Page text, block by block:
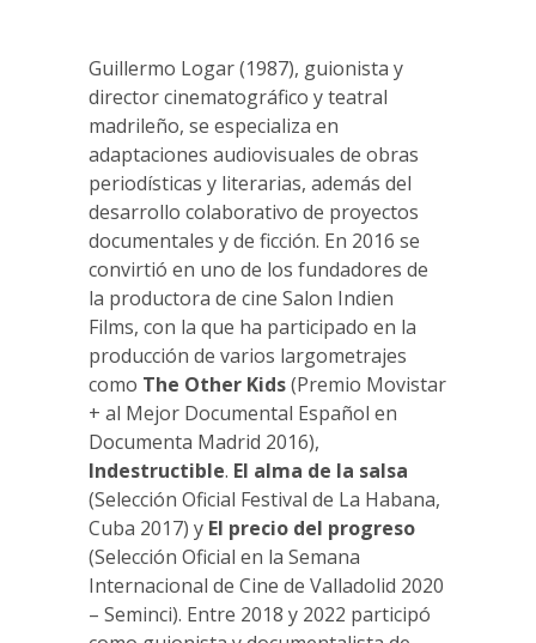
Guillermo Logar (1987), guionista y
director cinematográfico y teatral
madrileño, se especializa en
adaptaciones audiovisuales de obras
periodísticas y literarias, además del
desarrollo colaborativo de proyectos
documentales y de ficción. En 2016 se
convirtió en uno de los fundadores de
la productora de cine Salon Indien
Films, con la que ha participado en la
producción de varios largometrajes
como The Other Kids(Premio Movistar
+ al Mejor Documental Español en
Documenta Madrid 2016),
Indestructible. El alma de la salsa
(Selección Oficial Festival de La Habana,
Cuba 2017) y El precio del progreso
(Selección Oficial en la Semana
Internacional de Cine de Valladolid 2020
– Seminci). Entre 2018 y 2022 participó